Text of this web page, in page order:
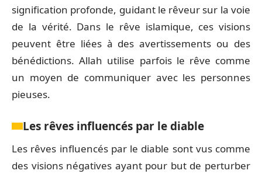
signification profonde, guidant le rêveur sur la voie
de la vérité. Dans le rêve islamique, ces visions
peuvent être liées à des avertissements ou des
bénédictions. Allah utilise parfois le rêve comme
un moyen de communiquer avec les personnes
pieuses.
Les rêves influencés par le diable
Les rêves influencés par le diable sont vus comme
des visions négatives ayant pour but de perturber